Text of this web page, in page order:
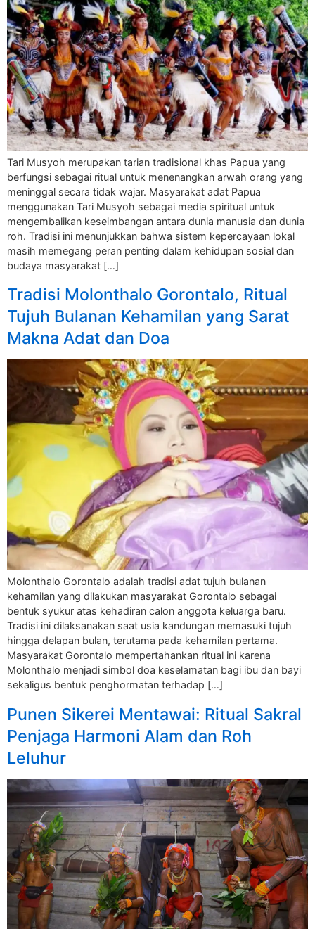
Tari Musyoh merupakan tarian tradisional khas Papua yang
berfungsi sebagai ritual untuk menenangkan arwah orang yang
meninggal secara tidak wajar. Masyarakat adat Papua
menggunakan Tari Musyoh sebagai media spiritual untuk
mengembalikan keseimbangan antara dunia manusia dan dunia
roh. Tradisi ini menunjukkan bahwa sistem kepercayaan lokal
masih memegang peran penting dalam kehidupan sosial dan
budaya masyarakat […]
Tradisi Molonthalo Gorontalo, Ritual
Tujuh Bulanan Kehamilan yang Sarat
Makna Adat dan Doa
Molonthalo Gorontalo adalah tradisi adat tujuh bulanan
kehamilan yang dilakukan masyarakat Gorontalo sebagai
bentuk syukur atas kehadiran calon anggota keluarga baru.
Tradisi ini dilaksanakan saat usia kandungan memasuki tujuh
hingga delapan bulan, terutama pada kehamilan pertama.
Masyarakat Gorontalo mempertahankan ritual ini karena
Molonthalo menjadi simbol doa keselamatan bagi ibu dan bayi
sekaligus bentuk penghormatan terhadap […]
Punen Sikerei Mentawai: Ritual Sakral
Penjaga Harmoni Alam dan Roh
Leluhur